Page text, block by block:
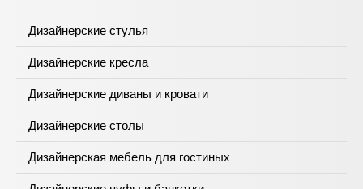
Дизайнерские стулья
Дизайнерские кресла
Дизайнерские диваны и кровати
Дизайнерские столы
Дизайнерская мебель для гостиных